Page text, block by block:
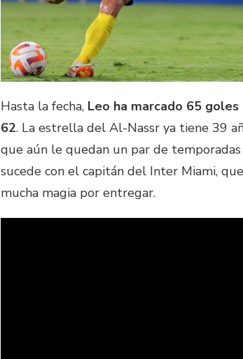
Hasta la fecha, Leo ha marcado 65
62. La estrella del Al-Nassr ya tiene 39
que aún le quedan un par de
sucede con el capitán del Inter Miami,
mucha magia por entregar.